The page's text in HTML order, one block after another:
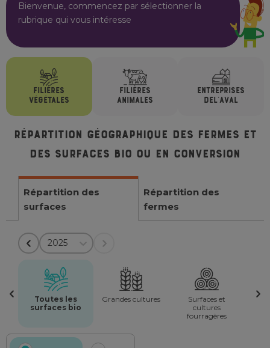
Bienvenue, commencez par sélectionner la
rubrique qui vous intéresse
FILIÈRES
VÉGÉTALES
FILIÈRES
ANIMALES
ENTREPRISES
DEL'AVAL
Répartition géographique des fermes et
des surfaces bio ou en conversion
Répartition des
surfaces
Répartition des
fermes
2025
Toutes les
surfaces bio
Grandes cultures
Surfaces et
cultures
fourragères